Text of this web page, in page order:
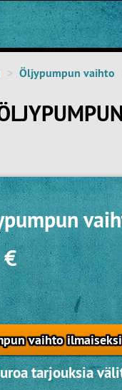
Öljypumpun vaihto
vaihto ilmaiseksi
tarjouksia